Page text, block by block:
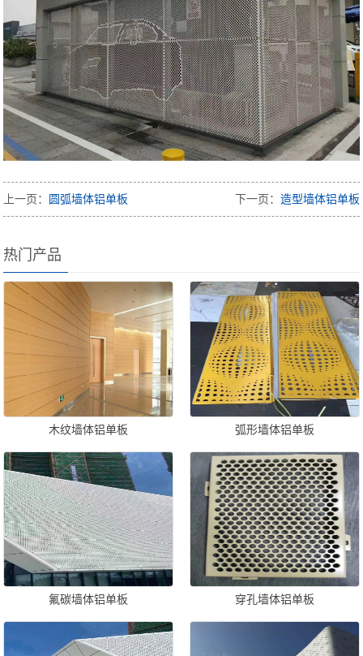
上一页： 圆弧墙体铝单板 下一页： 造型墙体铝单板
热门产品
木纹墙体铝单板 弧形墙体铝单板
氟碳墙体铝单板 穿孔墙体铝单板